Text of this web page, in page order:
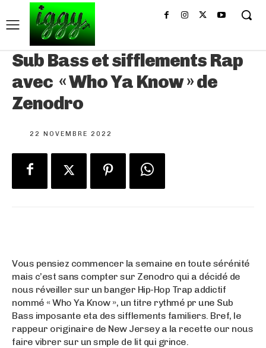
Sub Bass et sifflements Rap
avec « Who Ya Know » de
Zenodro
22 NOVEMBRE 2022
Vous pensiez commencer la semaine en toute sérénité
mais c’est sans compter sur Zenodro qui a décidé de
nous réveiller sur un banger Hip-Hop Trap addictif
nommé « Who Ya Know », un titre rythmé pr une Sub
Bass imposante eta des sifflements familiers. Bref, le
rappeur originaire de New Jersey a la recette our nous
faire vibrer sur un smple de lit qui grince.